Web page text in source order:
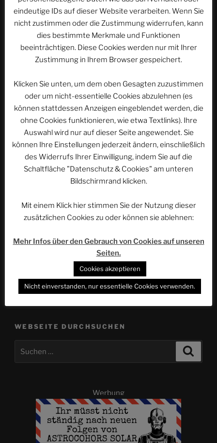
Website
Name, E-Mail-Adresse und Website in diesem
Browser für meinen nächsten Kommentar speichern.
Beitragsnavigation
Saisoneröffnung 2022 (Österreich, Teil 1) |
ACSOLAR #295
Nächster
WEITER
Olles leiwand – Das ist die neue Attraktion im
EUROPA-PARK (Österreich, Teil 3) | ACSOLAR #297
WEBSEITE DURCHSUCHEN
nach:
Werbung
eindeutige IDs auf dieser Website verarbeiten. Wenn Sie
nicht zustimmen oder die Zustimmung widerrufen, kann
dies bestimmte Merkmale und Funktionen
beeinträchtigen. Diese Cookies werden nur mit Ihrer
Zustimmung in Ihrem Browser gespeichert.
Klicken Sie unten, um dem oben Gesagten zuzustimmen
oder um nicht-essentielle Cookies abzulehnen (es
können stattdessen Anzeigen eingeblendet werden, die
ohne Cookies funktionieren, wie etwa Textlinks). Ihre
Auswahl wird nur auf dieser Seite angewendet. Sie
können Ihre Einstellungen jederzeit ändern, einschließlich
des Widerrufs Ihrer Einwilligung, indem Sie auf die
Schaltfläche "Datenschutz & Cookies" am unteren
Bildschirmrand klicken.
Mit einem Klick hier stimmen Sie der Nutzung dieser
zusätzlichen Cookies zu oder können sie ablehnen:
Mehr Infos über den Gebrauch von Cookies auf unseren
Seiten.
Cookies akzeptieren
Nicht einverstanden, nur essentielle Cookies verwenden.